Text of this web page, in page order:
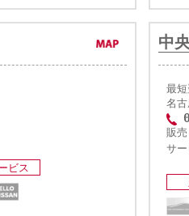
ビス
中
最短
名
販
サ